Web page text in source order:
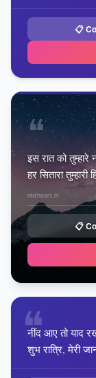
📋
❝
इस रात को तुम्हारे
हर सितारा
redheart.in
📋
❝
नींद आए तो याद
शुभ रात्रि, मेरी